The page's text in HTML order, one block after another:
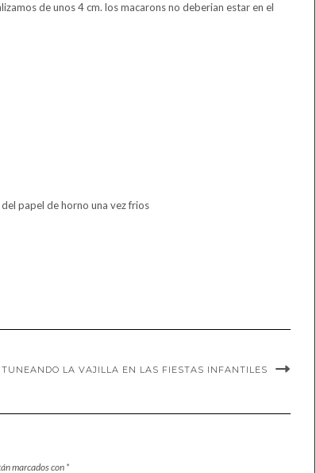
de unos 4 cm. los macarons no deberian estar en el
papel de horno una vez frios
TUNEANDO LA VAJILLA EN LAS FIESTAS INFANTILES
marcados con *